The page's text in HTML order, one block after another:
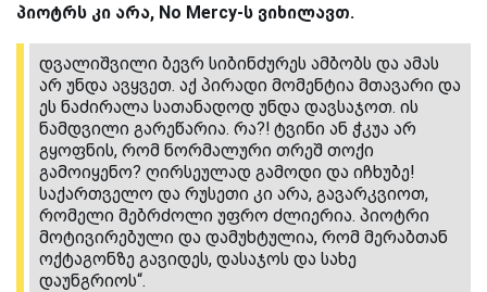
პიოტრს კი არა, No Mercy-ს ვიხილავთ.
დვალიშვილი ბევრ სიბინძურეს ამბობს და ამას
არ უნდა ავყვეთ. აქ პირადი მომენტია მთავარი და
ეს ნაძირალა სათანადოდ უნდა დავსაჯოთ. ის
ნამდვილი გარეწარია. რა?! ტვინი ან ჭკუა არ
გყოფნის, რომ ნორმალური თრეშ თოქი
გამოიყენო? ღირსეულად გამოდი და იჩხუბე!
საქართველო და რუსეთი კი არა, გავარკვიოთ,
რომელი მებრძოლი უფრო ძლიერია. პიოტრი
მოტივირებული და დამუხტულია, რომ მერაბთან
ოქტაგონზე გავიდეს, დასაჯოს და სახე
დაუნგრიოს“.